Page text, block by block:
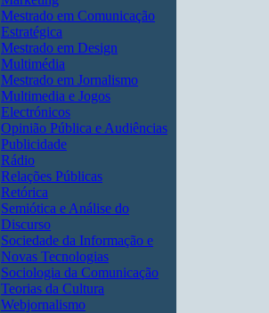
Mestrado em Comunicação
Estratégica
Mestrado em Design
Multimédia
Mestrado em Jornalismo
Multimedia e Jogos
Electrónicos
Opinião Pública e Audiências
Publicidade
Rádio
Relações Públicas
Retórica
Semiótica e Análise do
Discurso
Sociedade da Informação e
Novas Tecnologias
Sociologia da Comunicação
Teorias da Cultura
Webjornalismo